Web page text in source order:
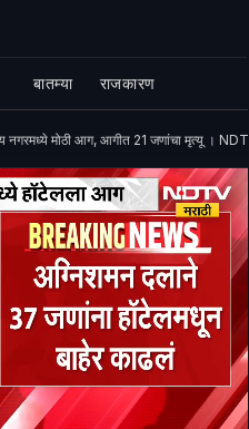
बातम्या राजकारण
मोठी आग, आगीत 21 जणांचा मृत्यू । NDTV